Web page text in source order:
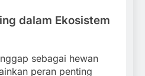
dalam Ekosistem
sebagai hewan
peran penting